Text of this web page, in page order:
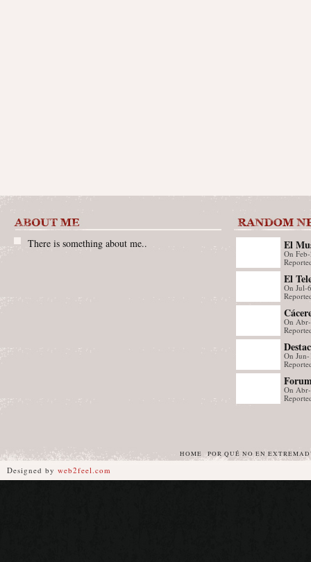
There is something about me..
El
On
El
la
On Jul-
del
On
en un
sobre
On
con
On
HOME POR QUÉ NO EN
Designed by web2feel.com